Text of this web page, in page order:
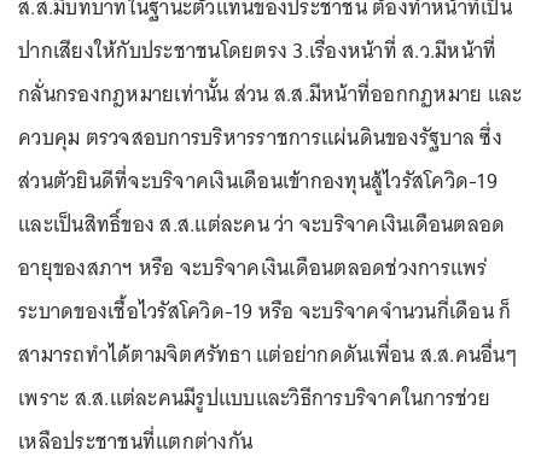
ส.ส.มีบทบาทในฐานะตัวแทนของประชาชน ต้องทำหน้าที่เป็น
ปากเสียงให้กับประชาชนโดยตรง 3.เรื่องหน้าที่ ส.ว.มีหน้าที่
กลั่นกรองกฎหมายเท่านั้น ส่วน ส.ส.มีหน้าที่ออกกฏหมาย และ
ควบคุม ตรวจสอบการบริหารราชการแผ่นดินของรัฐบาล ซึ่ง
ส่วนตัวยินดีที่จะบริจาคเงินเดือนเข้ากองทุนสู้ไวรัสโควิด-19
และเป็นสิทธิ์ของ ส.ส.แต่ละคน ว่า จะบริจาคเงินเดือนตลอด
อายุของสภาฯ หรือ จะบริจาคเงินเดือนตลอดช่วงการแพร่
ระบาดของเชื้อไวรัสโควิด-19 หรือ จะบริจาคจำนวนกี่เดือน ก็
สามารถทำได้ตามจิตศรัทธา แต่อย่ากดดันเพื่อน ส.ส.คนอื่นๆ
เพราะ ส.ส.แต่ละคนมีรูปแบบและวิธีการบริจาคในการช่วย
เหลือประชาชนที่แตกต่างกัน